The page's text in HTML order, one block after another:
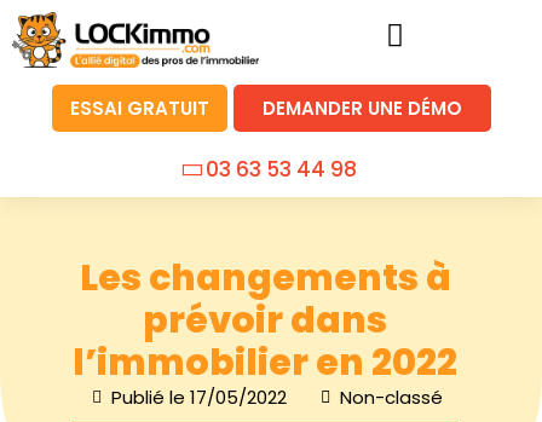
ESSAI GRATUIT DEMANDER UNE DÉMO
03 63 53 44 98
Les changements à
prévoir dans
l’immobilier en 2022
Publié le 17/05/2022 Non-classé